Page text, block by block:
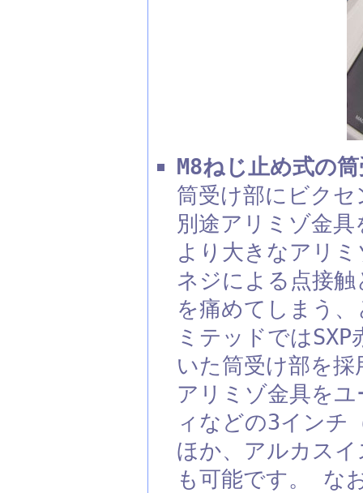
M8ねじ止め式の
筒受け部にビク
別途アリミゾ金
より大きなアリ
ネジによる点接
を痛めてしまう
ミテッドでは
いた筒受け部を
アリミゾ金具を
ィなどの3インチ
ほか、アルカス
も可能です。 な